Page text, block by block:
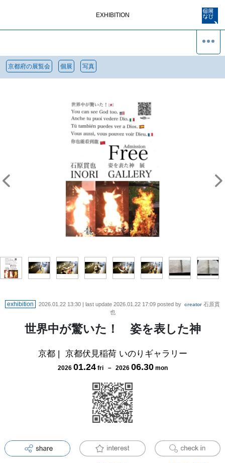
EXHIBITION
京都府の展覧会 個展 写真
exhibition 2026.01.22 13:30 | last update 2026.01.22 17:09 posted by creator 石原貫
也
世界中が驚いた！ 姿を表した神
京都| 京都伏見稲荷 いのりギャラリー
2026 01.24 fri－ 2026 06.30 mon